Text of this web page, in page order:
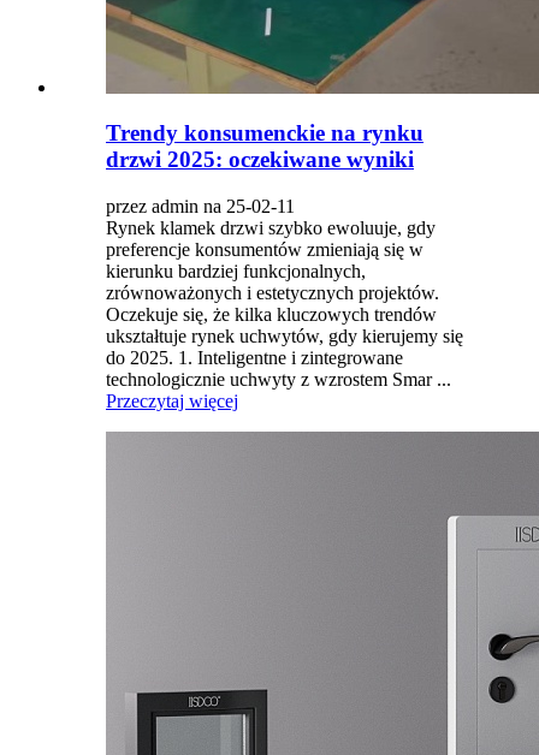
Trendy konsumenckie na rynku
drzwi 2025: oczekiwane wyniki
przez admin na 25-02-11
Rynek klamek drzwi szybko ewoluuje, gdy
preferencje konsumentów zmieniają się w
kierunku bardziej funkcjonalnych,
zrównoważonych i estetycznych projektów.
Oczekuje się, że kilka kluczowych trendów
ukształtuje rynek uchwytów, gdy kierujemy się
do 2025. 1. Inteligentne i zintegrowane
technologicznie uchwyty z wzrostem Smar ...
Przeczytaj więcej